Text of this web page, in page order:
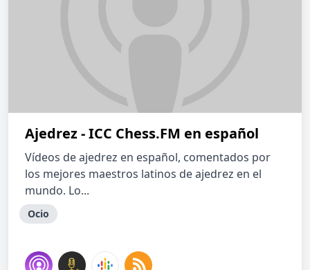
Ajedrez - ICC Chess.FM en español
Vídeos de ajedrez en español, comentados por
los mejores maestros latinos de ajedrez en el
mundo. Lo...
Ocio